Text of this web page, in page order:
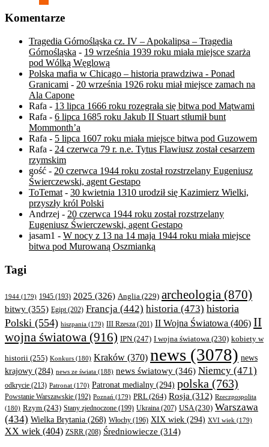
Komentarze
Tragedia Górnośląska cz. IV – Apokalipsa – Tragedia
Górnośląska - 19 września 1939 roku miała miejsce szarża
pod Wólką Węglową
Polska mafia w Chicago – historia prawdziwa - Ponad
Granicami - 20 września 1926 roku miał miejsce zamach na
Ala Capone
Rafa - 13 lipca 1666 roku rozegrała się bitwa pod Mątwami
Rafa - 6 lipca 1685 roku Jakub II Stuart stłumił bunt
Mommonth’a
Rafa - 5 lipca 1607 roku miała miejsce bitwa pod Guzowem
Rafa - 24 czerwca 79 r. n.e. Tytus Flawiusz został cesarzem
rzymskim
gość - 20 czerwca 1944 roku został rozstrzelany Eugeniusz
Świerczewski, agent Gestapo
ToTemat - 30 kwietnia 1310 urodził się Kazimierz Wielki,
przyszły król Polski
Andrzej - 20 czerwca 1944 roku został rozstrzelany
Eugeniusz Świerczewski, agent Gestapo
jasam1 - W nocy z 13 na 14 maja 1944 roku miała miejsce
bitwa pod Murowaną Oszmianką
Tagi
1944 (179) 1945 (193) 2025 (326) Anglia (229) archeologia (870)
bitwy (355) Egipt(202) Francja (442) historia (473) historia
Polski (554) hiszpania (179) III Rzesza (201) II Wojna Światowa (406) II
wojna światowa (916) IPN (247) I wojna światowa (230) kobiety w
historii (255) Konkurs (180) Kraków (370) news (3078) news
krajowy (284) news ze świata (188) news światowy (346) Niemcy (471)
odkrycie (213) Patronat (170) Patronat medialny (294) polska (763)
Powstanie Warszawskie (192) Poznań (179) PRL(264) Rosja (312) Rzeczpospolita
(180) Rzym (243) Stany zjednoczone (199) Ukraina (207) USA(230) Warszawa
(434) Wielka Brytania (268) Włochy (196) XIX wiek (294) XVI wiek (179)
XX wiek (404) ZSRR (208) Średniowiecze (314)